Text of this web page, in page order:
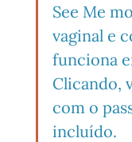
See Me
vaginal e
funciona
Clicando,
com o
incluído.